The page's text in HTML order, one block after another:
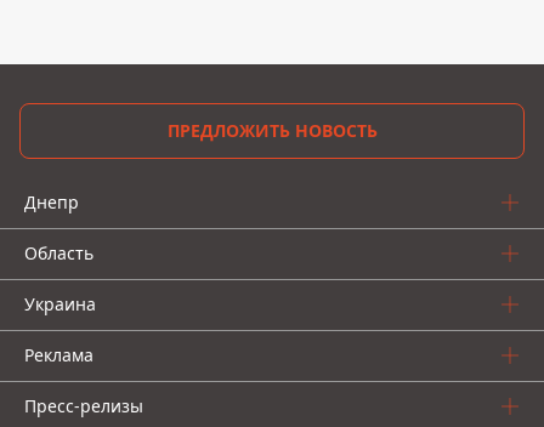
ПРЕДЛОЖИТЬ НОВОСТЬ
Днепр
Область
Украина
Реклама
Пресс-релизы